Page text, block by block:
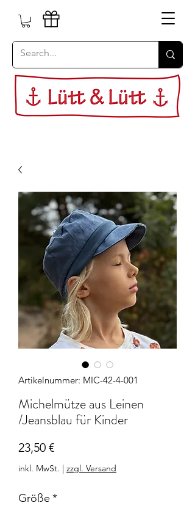
Artikelnummer: MIC-42-4-001
Michelmütze aus Leinen
/Jeansblau für Kinder
23,50 €Preis
inkl. MwSt. | zzgl. Versand
Größe *